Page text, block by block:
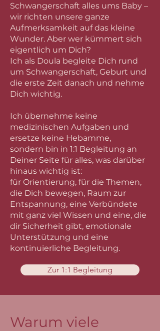
Schwangerschaft alles ums Baby –
wir richten unsere ganze
Aufmerksamkeit auf das kleine
Wunder. Aber wer kümmert sich
eigentlich um Dich?
Ich als Doula begleite Dich rund
um Schwangerschaft, Geburt und
die erste Zeit danach und nehme
Dich wichtig.
Ich übernehme keine
medizinischen Aufgaben und
ersetze keine Hebamme,
sondern bin in 1:1 Begleitung an
Deiner Seite für alles, was darüber
hinaus wichtig ist:
für Orientierung, für die Themen,
die Dich bewegen, Raum zur
Entspannung, eine Verbündete
mit ganz viel Wissen und eine, die
dir Sicherheit gibt, emotionale
Unterstützung und eine
kontinuierliche Begleitung.
Zur 1:1 Begleitung
Warum viele